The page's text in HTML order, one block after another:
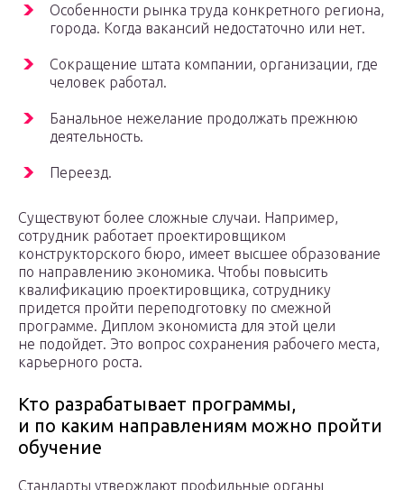
Особенности рынка труда конкретного региона,
города. Когда вакансий недостаточно или нет.
Сокращение штата компании, организации, где
человек работал.
Банальное нежелание продолжать прежнюю
деятельность.
Переезд.
Существуют более сложные случаи. Например,
сотрудник работает проектировщиком
конструкторского бюро, имеет высшее образование
по направлению экономика. Чтобы повысить
квалификацию проектировщика, сотруднику
придется пройти переподготовку по смежной
программе. Диплом экономиста для этой цели
не подойдет. Это вопрос сохранения рабочего места,
карьерного роста.
Кто разрабатывает программы,
и по каким направлениям можно пройти
обучение
Стандарты утверждают профильные органы